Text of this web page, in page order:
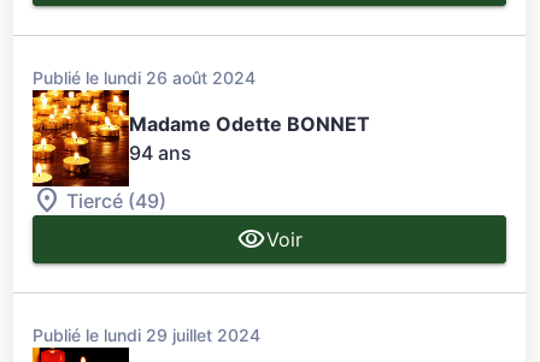
Publié le lundi 26 août 2024
Madame Odette BONNET
94 ans
Tiercé (49)
Voir
Publié le lundi 29 juillet 2024